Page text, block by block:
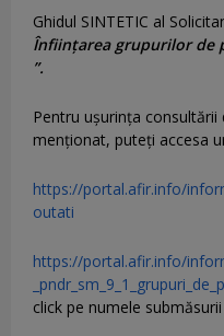
Ghidul SINTETIC al
Înființarea grupurilor de
”.
Pentru uşurinţa
menţionat, puteţi accesa
https://portal.afir.info/
outati
https://portal.afir.info/
click pe numele